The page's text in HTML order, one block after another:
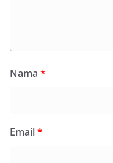
Nama *
Email*